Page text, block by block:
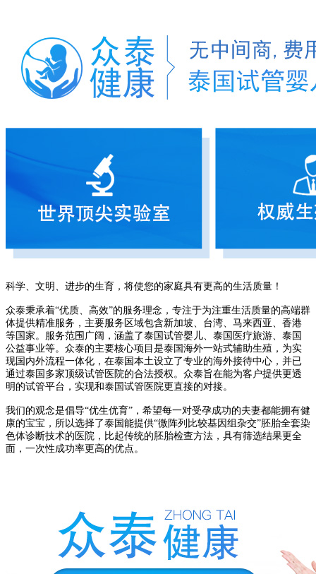
科学、文明、进步的生育，将使您的家庭具有更高的生活质量！
众泰秉承着“优质、高效”的服务理念，专注于为注重生活质量的高端群
体提供精准服务，主要服务区域包含新加坡、台湾、马来西亚、香港
等国家。服务范围广阔，涵盖了泰国试管婴儿、泰国医疗旅游、泰国
公益事业等。众泰的主要核心项目是泰国海外一站式辅助生殖，为实
现国内外流程一体化，在泰国本土设立了专业的海外接待中心，并已
通过泰国多家顶级试管医院的合法授权。众泰旨在能为客户提供更透
明的试管平台，实现和泰国试管医院更直接的对接。
我们的观念是倡导“优生优育”，希望每一对受孕成功的夫妻都能拥有健
康的宝宝，所以选择了泰国能提供“微阵列比较基因组杂交”胚胎全套染
色体诊断技术的医院，比起传统的胚胎检查方法，具有筛选结果更全
面，一次性成功率更高的优点。